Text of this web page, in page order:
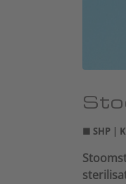
■ SHP |